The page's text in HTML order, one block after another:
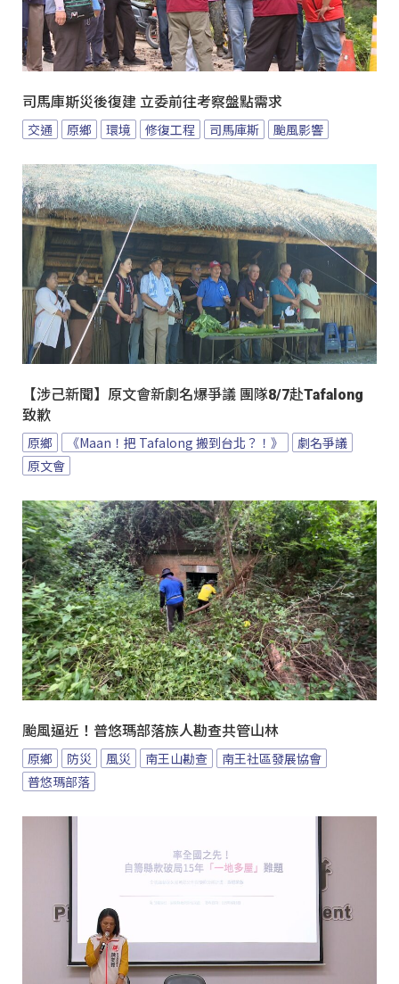
司馬庫斯災後復建 立委前往考察盤點需求
交通 原鄉 環境 修復工程 司馬庫斯 颱風影響
【涉己新聞】原文會新劇名爆爭議 團隊8/7赴Tafalong
致歉
原鄉 《Maan！把 Tafalong 搬到台北？！》
劇名爭議
原文會
颱風逼近！普悠瑪部落族人勘查共管山林
原鄉 防災 風災 南王山勘查
南王社區發展協會
普悠瑪部落